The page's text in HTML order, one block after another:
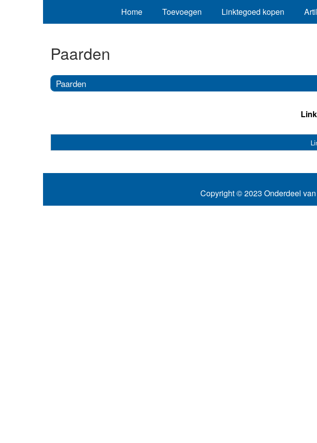
Home Toevoegen Linktegoed kopen
Paarden
Paarden
Copyright © 2023 Onderdeel van